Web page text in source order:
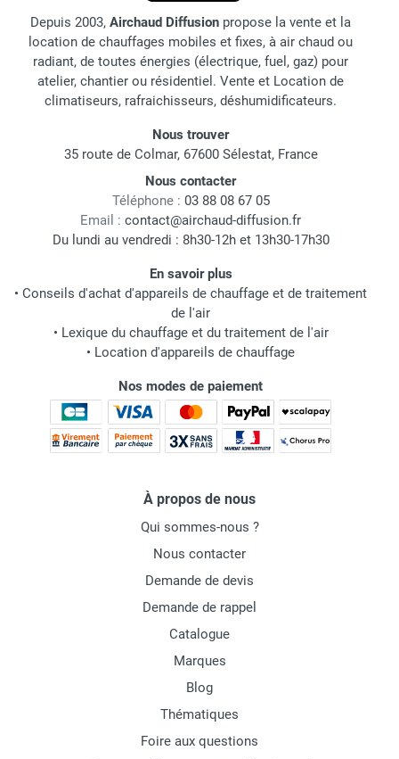
Depuis 2003, Airchaud Diffusion propose la vente et la
location de chauffages mobiles et fixes, à air chaud ou
radiant, de toutes énergies (électrique, fuel, gaz) pour
atelier, chantier ou résidentiel. Vente et Location de
climatiseurs, rafraichisseurs, déshumidificateurs.
Nous trouver
35 route de Colmar, 67600 Sélestat, France
Nous contacter
Téléphone : 03 88 08 67 05
Email : contact@airchaud-diffusion.fr
Du lundi au vendredi : 8h30-12h et 13h30-17h30
En savoir plus
• Conseils d'achat d'appareils de chauffage et de traitement
de l'air
• Lexique du chauffage et du traitement de l'air
• Location d'appareils de chauffage
Nos modes de paiement
À propos de nous
Qui sommes-nous ?
Nous contacter
Demande de devis
Demande de rappel
Catalogue
Marques
Blog
Thématiques
Foire aux questions